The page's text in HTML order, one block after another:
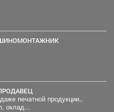
ШИНОМОНТАЖНИК
печатной продукции,.
оклад...